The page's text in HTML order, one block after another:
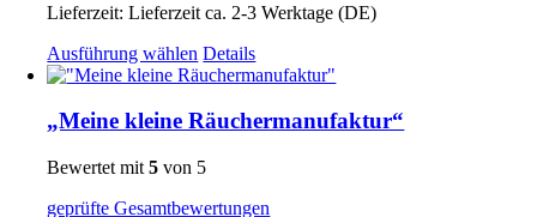
Lieferzeit:Lieferzeit ca. 2-3 Werktage (DE)
Ausführung wählen Dieses
Produkt
mehrere
auf.
Optionen
Details
„Meine kleine Räuchermanufaktur“
Bewertet mit5 von 5
geprüfte Gesamtbewertungen